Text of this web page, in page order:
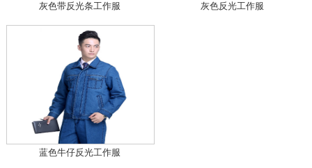
灰色带反光条工作服 灰色反光工作服
蓝色牛仔反光工作服